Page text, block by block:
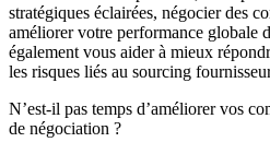
stratégiques éclairées, négocier des
améliorer votre performance globale
également vous aider à mieux
les risques liés au sourcing
N’est-il pas temps d’améliorer vos
de négociation ?